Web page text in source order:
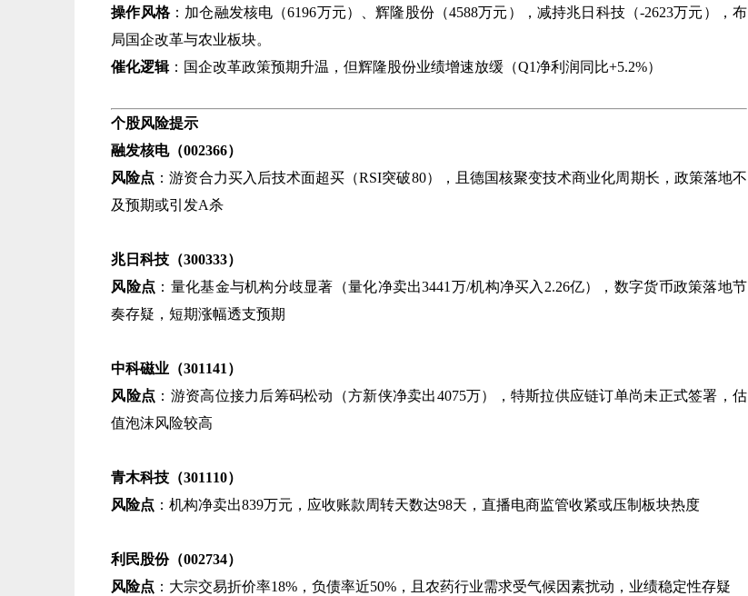
操作风格​：加仓融发核电（6196万元）、辉隆股份（4588万元），减持兆日科技（-2623万元），布
局国企改革与农业板块。
催化逻辑​：国企改革政策预期升温，但辉隆股份业绩增速放缓（Q1净利润同比+5.2%）
个股风险提示
融发核电（002366）​
风险点 ​：游资合力买入后技术面超买（RSI突破80），且德国核聚变技术商业化周期长，政策落地不
及预期或引发A杀
兆日科技（300333）​
风险点 ​：量化基金与机构分歧显著（量化净卖出3441万/机构净买入2.26亿），数字货币政策落地节
奏存疑，短期涨幅透支预期
中科磁业（301141）​
风险点 ​：游资高位接力后筹码松动（方新侠净卖出4075万），特斯拉供应链订单尚未正式签署，估
值泡沫风险较高
青木科技（301110）​
风险点 ​：机构净卖出839万元，应收账款周转天数达98天，直播电商监管收紧或压制板块热度
利民股份（002734）​
风险点 ​：大宗交易折价率18%，负债率近50%，且农药行业需求受气候因素扰动，业绩稳定性存疑